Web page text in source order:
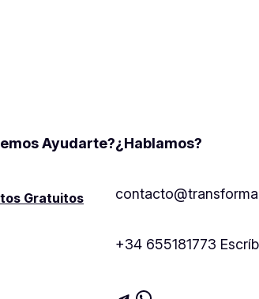
Ayudarte?
Gratuitos
¿Hablamos?
+34 655181773